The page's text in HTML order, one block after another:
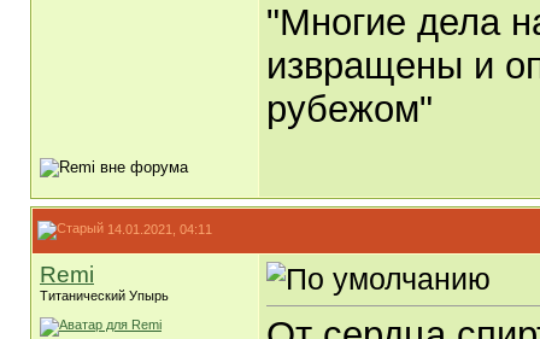
"Многие дела
извращены и
рубежом"
14.01.2021, 04:11
Remi
Титанический Упырь